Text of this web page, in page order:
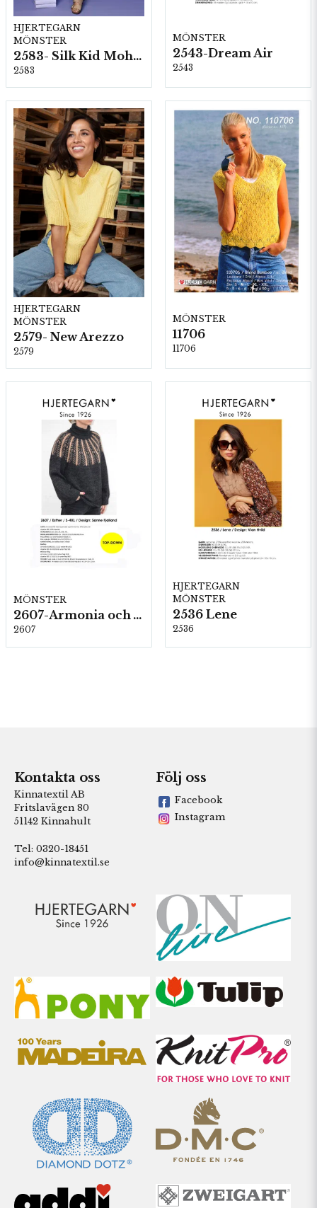
HJERTEGARN
MÖNSTER
2583- Silk Kid Mohair
2583
MÖNSTER
2543-Dream Air
2543
HJERTEGARN
MÖNSTER
2579- New Arezzo
2579
MÖNSTER
11706
11706
MÖNSTER
2607-Armonia och Alpaca 400
2607
HJERTEGARN
MÖNSTER
2536 Lene
2536
Kontakta oss
Kinnatextil AB
Fritslavägen 80
51142 Kinnahult
Tel: 0320-18451
info@kinnatextil.se
Följ oss
Facebook
Instagram